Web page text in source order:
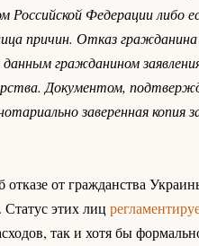
Федерации либо
причин. Отказ
гражданином
Документом,
заверенная копия
от гражданства
Статус этих лиц
так и хотя бы